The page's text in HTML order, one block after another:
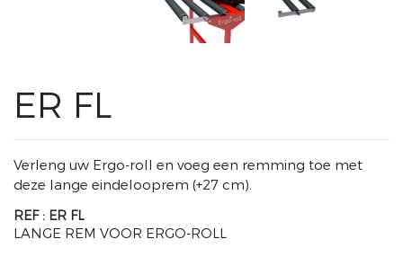
ER FL
Verleng uw Ergo-roll en voeg een remming toe met
deze lange eindelooprem (+27 cm).
REF : ER FL
LANGE REM VOOR ERGO-ROLL